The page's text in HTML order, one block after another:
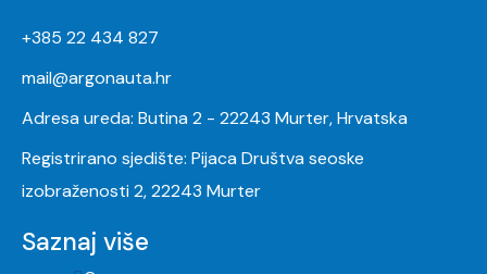
+385 22 434 827
mail@argonauta.hr
Adresa ureda: Butina 2 - 22243 Murter, Hrvatska
Registrirano sjedište: Pijaca Društva seoske
izobraženosti 2, 22243 Murter
Saznaj više